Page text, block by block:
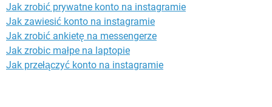
Jak zrobić prywatne konto na instagramie
Jak zawiesić konto na instagramie
Jak zrobić ankietę na messengerze
Jak zrobic małpe na laptopie
Jak przełączyć konto na instagramie